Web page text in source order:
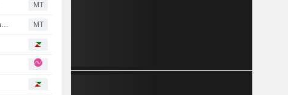
MT
AlphaValue/Baader Europe senkt Ipsen-Kursziel wegen kuenftiger Patentablaufe und mittelfristiger Risiken MT